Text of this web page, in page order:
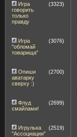
Игра
говорить
только
правду
(3323)
Игра
"обломай
товарища"
(3076)
Опиши
аватарку
сверху :)
(2700)
Флуд
смайлами!
(2699)
Игрулька
"Ассоциации"
(2519)